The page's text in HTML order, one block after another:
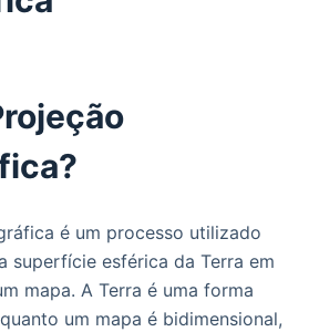
é um processo utilizado
superfície esférica da Terra em
mapa. A Terra é uma forma
um mapa é bidimensional,